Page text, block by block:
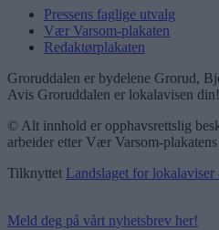
Pressens faglige utvalg
Vær Varsom-plakaten
Redaktørplakaten
Groruddalen er bydelene Grorud,
Avis Groruddalen er lokalavisen din!
© Alt innhold er opphavsrettslig
arbeider etter Vær Varsom-
Tilknyttet Landslaget for
Meld deg på vårt nyhetsbrev her!